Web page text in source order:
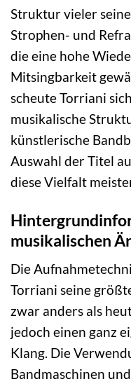
Struktur vieler
Strophen- und
die eine hohe
Mitsingbarkeit
scheute Torriani
musikalische
künstlerische
Auswahl der Titel
diese Vielfalt
musikalischen
Die
Torriani seine
zwar anders als
jedoch einen ganz
Klang. Die
Bandmaschinen